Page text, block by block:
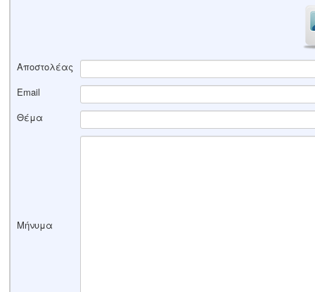
Αποστολέας
Email
Θέμα
Μήνυμα